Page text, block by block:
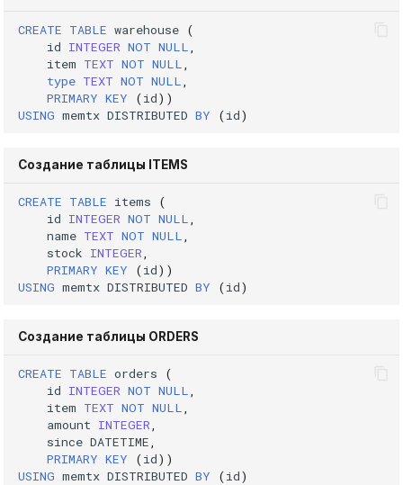
Использование журнала
аудита
Рекомендации по
Настройка Systemd
Устранение неполадок
DROP PROCEDURE
EXPLAIN
CREATE TABLE warehouse (
id INTEGER NOT NULL
item TEXT NOT NULL
type TEXT NOT NULL
PRIMARY KEY (id))
USING memtx DISTRIBUTED BY (id)
Создание таблицы ITEMS
CREATE TABLE items
(
id INTEGER NOT NULL
name TEXT NOT NULL
stock INTEGER
PRIMARY KEY (id))
USING memtx DISTRIBUTED BY (id)
Создание таблицы ORDERS
CREATE TABLE orders
(
id INTEGER NOT NULL
item TEXT NOT NULL
amount INTEGER
since DATETIME
PRIMARY KEY (id))
USING memtx DISTRIBUTED BY (id)